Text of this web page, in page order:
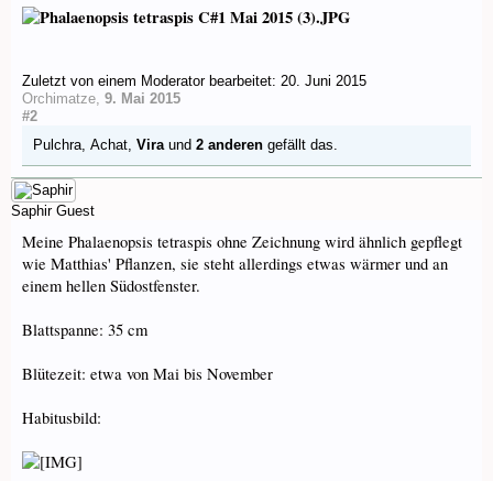
Zuletzt von einem Moderator bearbeitet: 20. Juni 2015
Orchimatze, 9. Mai 2015
#2
Pulchra, Achat, Viraund 2 anderen gefällt das.
Saphir Guest
Meine Phalaenopsis tetraspis ohne Zeichnung wird ähnlich gepflegt
wie Matthias' Pflanzen, sie steht allerdings etwas wärmer und an
einem hellen Südostfenster.
Blattspanne: 35 cm
Blütezeit: etwa von Mai bis November
Habitusbild: